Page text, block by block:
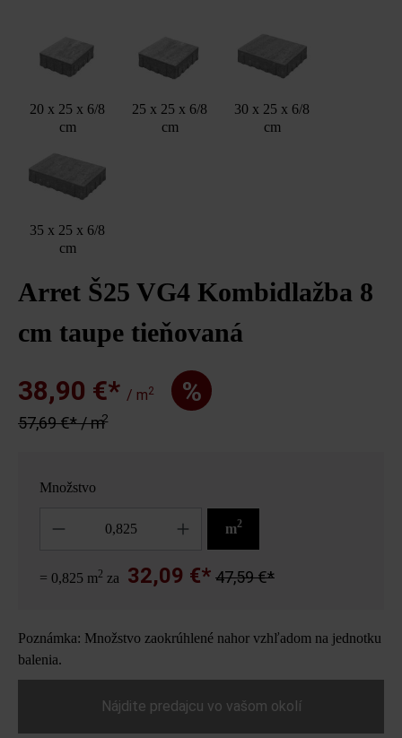
20 x 25 x 6/8
cm
25 x 25 x 6/8
cm
30 x 25 x 6/8
cm
35 x 25 x 6/8
cm
Arret Š25 VG4 Kombidlažba 8
cm taupe tieňovaná
38,90 €* / m2 %
57,69 €* / m2
Množstvo
m2
= 0,825 m2 za 32,09 €* 47,59 €*
Poznámka: Množstvo zaokrúhlené nahor vzhľadom na jednotku
balenia.
Nájdite predajcu vo vašom okolí